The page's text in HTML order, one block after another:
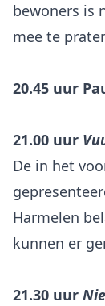
bewoners is
mee te
20.45 uur
21.00 uur
De in het
Harmelen
kunnen er
21.30 uur